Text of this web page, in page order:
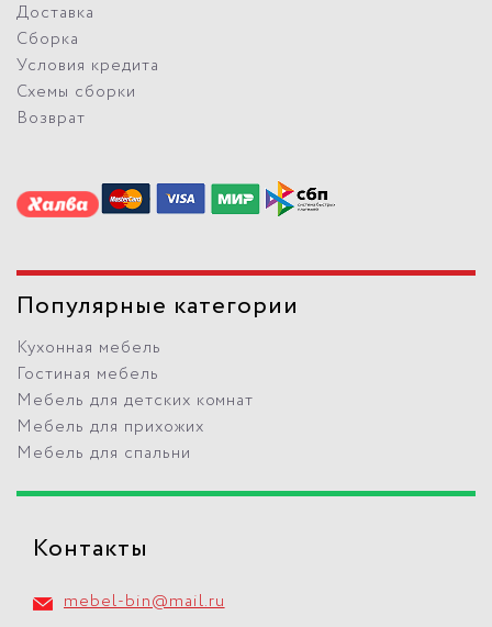
Доставка
Сборка
Условия кредита
Схемы сборки
Возврат
Популярные категории
Кухонная мебель
Гостиная мебель
Мебель для детских комнат
Мебель для прихожих
Мебель для спальни
Контакты
mebel-bin@mail.ru